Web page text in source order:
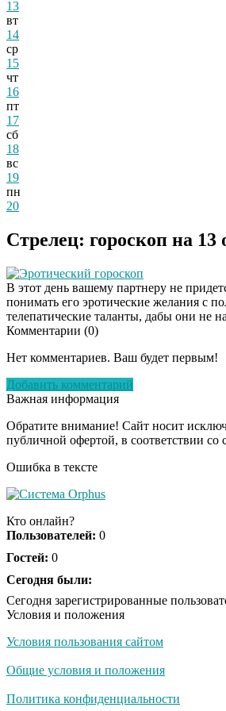
13
вт
14
ср
15
чт
16
пт
17
сб
18
вс
19
пн
20
Стрелец: гороскоп на 13
Эротический гороскоп
В этот день вашему партнеру не
понимать его эротические желания с
телепатические таланты, дабы они не
Комментарии (0)
Нет комментариев. Ваш будет первым!
Добавить комментарий
Важная информация
Обратите внимание! Сайт носит
публичной офертой, в соответствии со
Ошибка в тексте
Кто онлайн?
Пользователей: 0
Гостей: 0
Сегодня были:
Сегодня зарегистрированные
Условия и положения
Условия пользования сайтом
Общие условия и положения
Политика конфиденциальности